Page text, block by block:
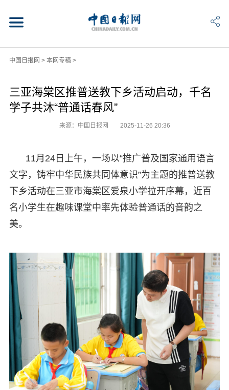
中国日报网 > 本网专稿>
三亚海棠区推普送教下乡活动启动，千名
学子共沐“普通话春风”
来源：中国日报网 2025-11-26 20:36
11月24日上午，一场以“推广普及国家通用语言
文字，铸牢中华民族共同体意识”为主题的推普送教
下乡活动在三亚市海棠区爱泉小学拉开序幕，近百
名小学生在趣味课堂中率先体验普通话的音韵之
美。